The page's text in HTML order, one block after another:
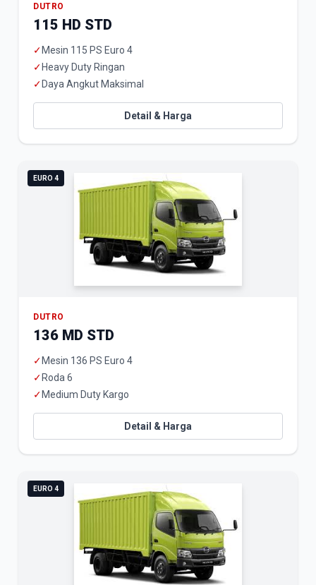
DUTRO
115 HD STD
✓ Mesin 115 PS Euro 4
✓ Heavy Duty Ringan
✓ Daya Angkut Maksimal
Detail & Harga
EURO 4
DUTRO
136 MD STD
✓ Mesin 136 PS Euro 4
✓ Roda 6
✓ Medium Duty Kargo
Detail & Harga
EURO 4